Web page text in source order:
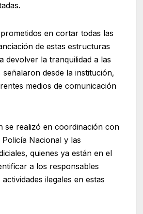
en cortar todas las
de estas estructuras
devolver la tranquilidad a las
señalaron desde la institución,
medios de comunicación
se realizó en coordinación con
Policía Nacional y las
quienes ya están en el
a los responsables
ilegales en estas